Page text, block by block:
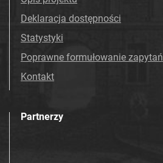
Deklaracja dostępności
Statystyki
Poprawne formułowanie zapytań
Kontakt
Partnerzy